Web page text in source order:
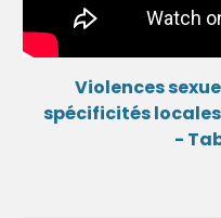
Violences
spécificités
-